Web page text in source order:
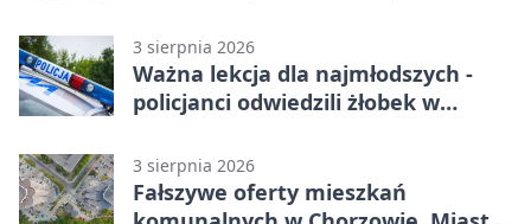
3 sierpnia 2026
Ważna lekcja dla najmłodszych -
policjanci odwiedzili żłobek w
3 sierpnia 2026
Fałszywe oferty mieszkań